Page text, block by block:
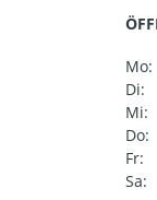
Mo:
Di:
Mi:
Do:
Fr:
Sa: